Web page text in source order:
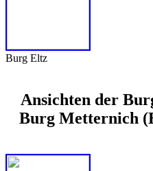
Burg Eltz
Ansichten der
Burg Metternich